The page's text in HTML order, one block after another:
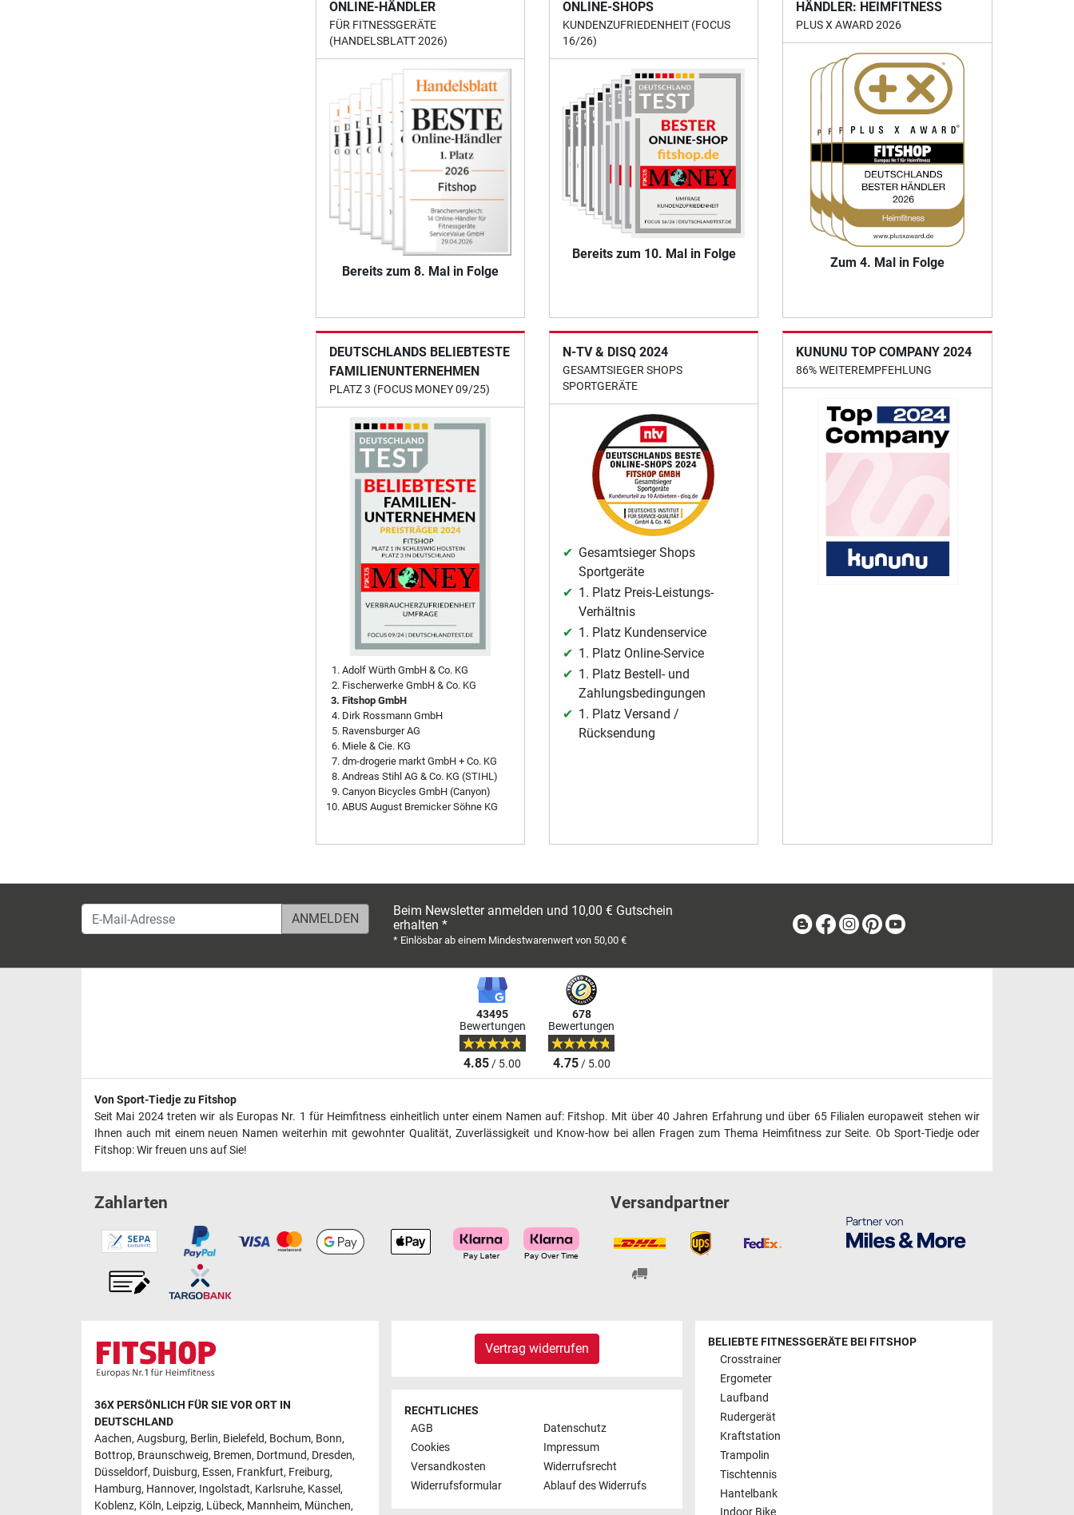
ONLINE-HÄNDLER
FÜR FITNESSGERÄTE
(HANDELSBLATT 2026)
Bereits zum 8. Mal in Folge
ONLINE-SHOPS
KUNDENZUFRIEDENHEIT (FOCUS
16/26)
Bereits zum 10. Mal in Folge
HÄNDLER: HEIMFITNESS
PLUS X AWARD 2026
Zum 4. Mal in Folge
DEUTSCHLANDS BELIEBTESTE
FAMILIENUNTERNEHMEN
PLATZ 3 (FOCUS MONEY 09/25)
Adolf Würth GmbH & Co. KG
Fischerwerke GmbH & Co. KG
Fitshop GmbH
Dirk Rossmann GmbH
Ravensburger AG
Miele & Cie. KG
dm-drogerie markt GmbH + Co. KG
Andreas Stihl AG & Co. KG (STIHL)
Canyon Bicycles GmbH (Canyon)
ABUS August Bremicker Söhne KG
N-TV & DISQ 2024
GESAMTSIEGER SHOPS
SPORTGERÄTE
Gesamtsieger Shops
Sportgeräte
1. Platz Preis-Leistungs-
Verhältnis
1. Platz Kundenservice
1. Platz Online-Service
1. Platz Bestell- und
Zahlungsbedingungen
1. Platz Versand /
Rücksendung
KUNUNU TOP COMPANY 2024
86% WEITEREMPFEHLUNG
E-Mail-Adresse
Beim Newsletter anmelden und 10,00 € Gutschein
erhalten *
* Einlösbar ab einem Mindestwarenwert von 50,00 €
BlogFacebook
Instagram
Pinterest
43495
Bewertungen
4.85/ 5.00
678
Bewertungen
4.75/ 5.00
Von Sport-Tiedje zu Fitshop
Seit Mai 2024 treten wir als Europas Nr. 1 für Heimfitness einheitlich unter einem Namen auf: Fitshop. Mit über 40 Jahren Erfahrung und über 65 Filialen europaweit stehen wir
Ihnen auch mit einem neuen Namen weiterhin mit gewohnter Qualität, Zuverlässigkeit und Know-how bei allen Fragen zum Thema Heimfitness zur Seite. Ob Sport-Tiedje oder
Fitshop: Wir freuen uns auf Sie!
Zahlarten Versandpartner
36X PERSÖNLICH FÜR SIE VOR ORT IN
DEUTSCHLAND
Aachen, Augsburg, Berlin, Bielefeld, Bochum, Bonn,
Bottrop, Braunschweig, Bremen, Dortmund, Dresden,
Düsseldorf, Duisburg, Essen, Frankfurt, Freiburg,
Hamburg, Hannover, Ingolstadt, Karlsruhe, Kassel,
Koblenz, Köln, Leipzig, Lübeck, Mannheim, München,
Vertrag widerrufen
RECHTLICHES
AGB
Datenschutz
Cookies
Impressum
Versandkosten
Widerrufsrecht
Widerrufsformular
Ablauf des Widerrufs
BELIEBTE FITNESSGERÄTE BEI FITSHOP
Crosstrainer
Ergometer
Laufband
Rudergerät
Kraftstation
Trampolin
Tischtennis
Hantelbank